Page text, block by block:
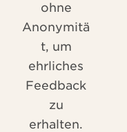
ohne
Anonymitä
t, um
ehrliches
Feedback
zu
erhalten.